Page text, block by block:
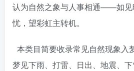
认为自然之象与人事相通——如见
忧，望彩虹主转机。
本类目简要收录常见自然现象入
梦见下雨、打雷、日出、地震、